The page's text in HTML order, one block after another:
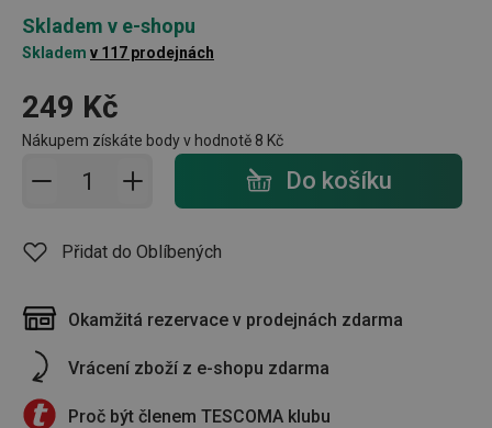
Skladem v e-shopu
Skladem v 117 prodejnách
249 Kč
Nákupem získáte body v hodnotě 8 Kč
Přidat do košíku - počet Do košíku
Přidat do Oblíbených
Okamžitá rezervace v prodejnách zdarma
Vrácení zboží z e-shopu zdarma
Proč být členem TESCOMA klubu